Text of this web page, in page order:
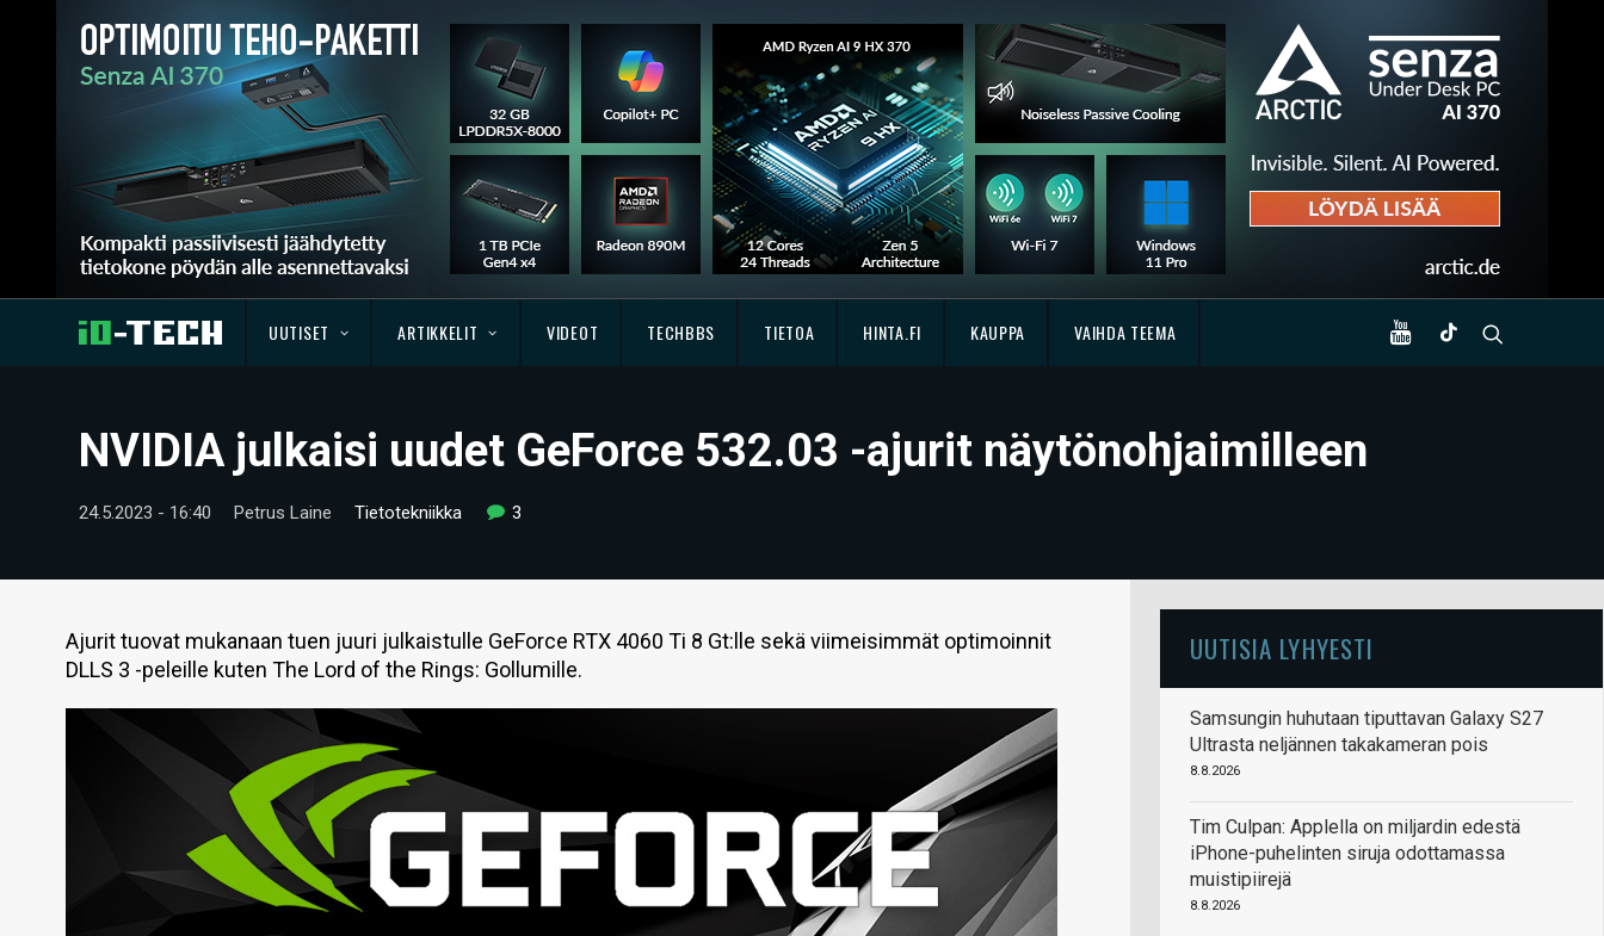
UUTISET ARTIKKELIT VIDEOT TECHBBS TIETOA HINTA.FI KAUPPA VAIHDA TEEMA
NVIDIA julkaisi uudet GeForce 532.03 -ajurit näytönohjaimilleen
24.5.2023 - 16:40 Petrus Laine Tietotekniikka 3
Ajurit tuovat mukanaan tuen juuri julkaistulle GeForce RTX 4060 Ti 8 Gt:lle sekä viimeisimmät optimoinnit
DLLS 3 -peleille kuten The Lord of the Rings: Gollumille.
UUTISIA LYHYESTI
Samsungin huhutaan tiputtavan Galaxy S27
Ultrasta neljännen takakameran pois
8.8.2026
Tim Culpan: Applella on miljardin edestä
iPhone-puhelinten siruja odottamassa
muistipiirejä
8.8.2026